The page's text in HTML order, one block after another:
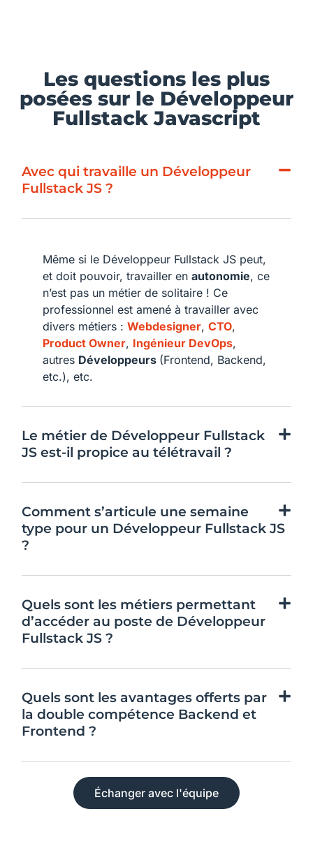
Les questions les plus
posées sur le Développeur
Fullstack Javascript
Avec qui travaille un Développeur
Fullstack JS ?
Même si le Développeur Fullstack JS peut,
et doit pouvoir, travailler enautonomie, ce
n’est pas un métier de solitaire ! Ce
professionnel est amené à travailler avec
divers métiers :Webdesigner,CTO,
Product Owner, Ingénieur DevOps,
autres Développeurs (Frontend, Backend,
etc.), etc.
Le métier de Développeur Fullstack
JS est-il propice au télétravail ?
Comment s’articule une semaine
type pour un Développeur Fullstack JS
?
Quels sont les métiers permettant
d’accéder au poste de Développeur
Fullstack JS ?
Quels sont les avantages offerts par
la double compétence Backend et
Frontend ?
Échanger avec l'équipe